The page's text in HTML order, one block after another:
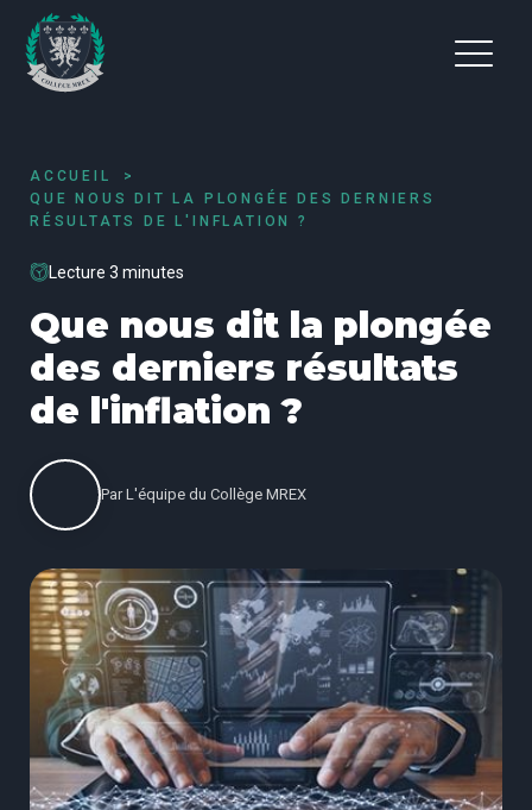
ACCUEIL
QUE NOUS DIT LA PLONGÉE DES DERNIERS
RÉSULTATS DE L'INFLATION ?
Lecture 3 minutes
Que nous dit la plongée
des derniers résultats
de l'inflation ?
Par L'équipe du Collège MREX